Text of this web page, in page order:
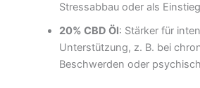
Stressabbau oder als
20% CBD Öl: Stärker für
Unterstützung, z. B. bei
Beschwerden oder